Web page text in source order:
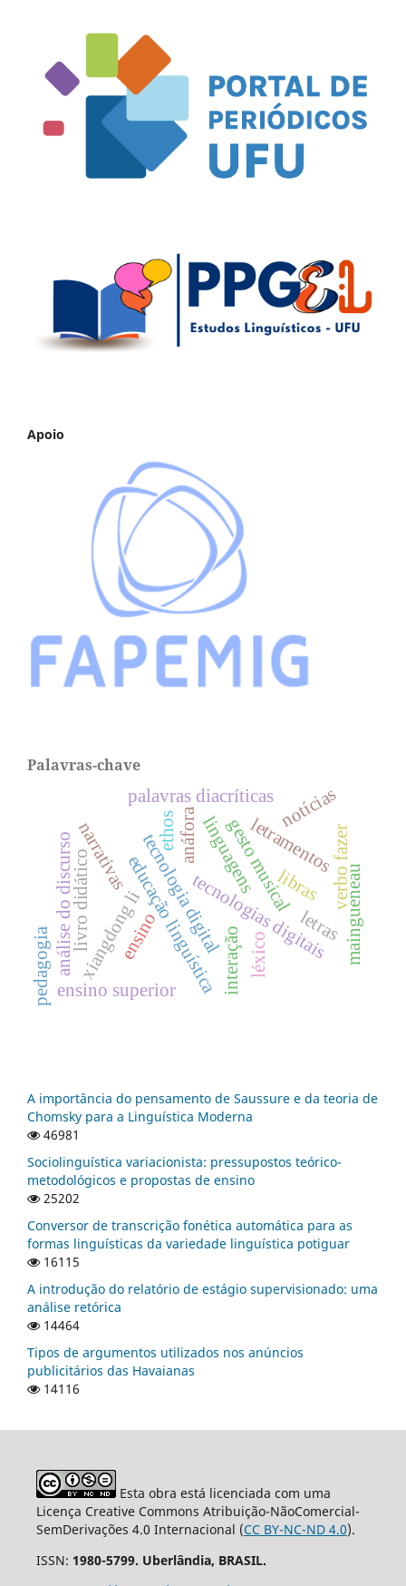
Apoio
Palavras-chave
linguagensletramentos
ensinotecnologia digital
educação linguísticatecnologias digitais
xiangdong li
narrativas
interação
verbo fazer
anáfora
livro didático
análise do discurso gesto musical
ethos
maingueneau
palavras diacríticas
léxico
libras
notícias
ensino superior
letras
pedagogia
A importância do pensamento de Saussure e da teoria de
Chomsky para a Linguística Moderna
46981
Sociolinguística variacionista: pressupostos teórico-
metodológicos e propostas de ensino
25202
Conversor de transcrição fonética automática para as
formas linguísticas da variedade linguística potiguar
16115
A introdução do relatório de estágio supervisionado: uma
análise retórica
14464
Tipos de argumentos utilizados nos anúncios
publicitários das Havaianas
14116
Esta obra está licenciada com uma
Licença Creative Commons Atribuição-NãoComercial-
SemDerivações 4.0 Internacional (CC BY-NC-ND 4.0).
ISSN: 1980-5799. Uberlândia, BRASIL.